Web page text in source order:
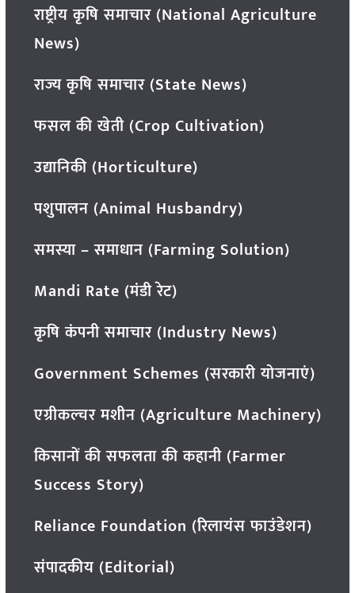
राष्ट्रीय कृषि समाचार (National Agriculture
News)
राज्य कृषि समाचार (State News)
फसल की खेती (Crop Cultivation)
उद्यानिकी (Horticulture)
पशुपालन (Animal Husbandry)
समस्या – समाधान (Farming Solution)
Mandi Rate (मंडी रेट)
कृषि कंपनी समाचार (Industry News)
Government Schemes (सरकारी योजनाएं)
एग्रीकल्चर मशीन (Agriculture Machinery)
किसानों की सफलता की कहानी (Farmer
Success Story)
Reliance Foundation (रिलायंस फाउंडेशन)
संपादकीय (Editorial)